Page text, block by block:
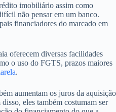
imobiliário assim como
não pensar em um banco.
financiadores do marcado em
oferecem diversas facilidades
o uso do FGTS, prazos maiores
.
aumentam os juros da aquisição
eles também costumam ser